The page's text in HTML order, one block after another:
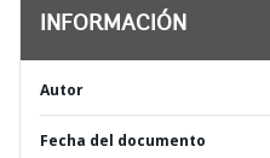
INFORMACIÓN
Autor
Fecha del documento